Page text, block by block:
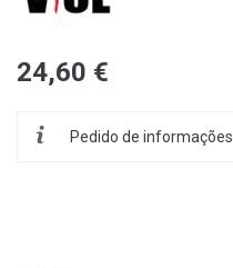
24,60 €
Pedido de informações